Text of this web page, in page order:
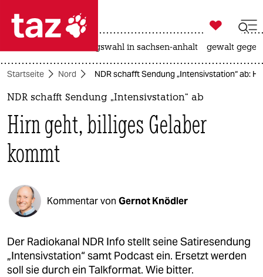
 taz zahl ich
taz zahl ich
politik
öko
gesellschaft
kultur
sport
berlin

taz zahl ich
landtagswahl in sachsen-anhalt gewalt
Startseite Nord NDR schafft Sendung „Intensivstation“ ab:
NDR schafft Sendung „Intensivstation“ ab
Hirn geht, billiges Gelaber
kommt
Kommentar von Gernot Knödler
Der Radiokanal NDR Info stellt seine Satiresendung
„Intensivstation“ samt Podcast ein. Ersetzt werden
soll sie durch ein Talkformat. Wie bitter.